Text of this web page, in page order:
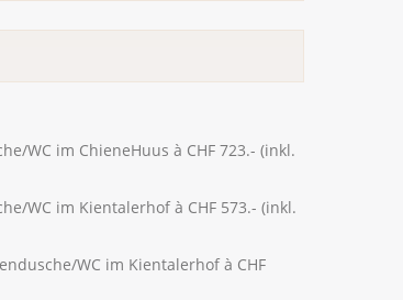
WC im ChieneHuus à CHF 723.- (inkl.
WC im Kientalerhof à CHF 573.- (inkl.
WC im Kientalerhof à CHF